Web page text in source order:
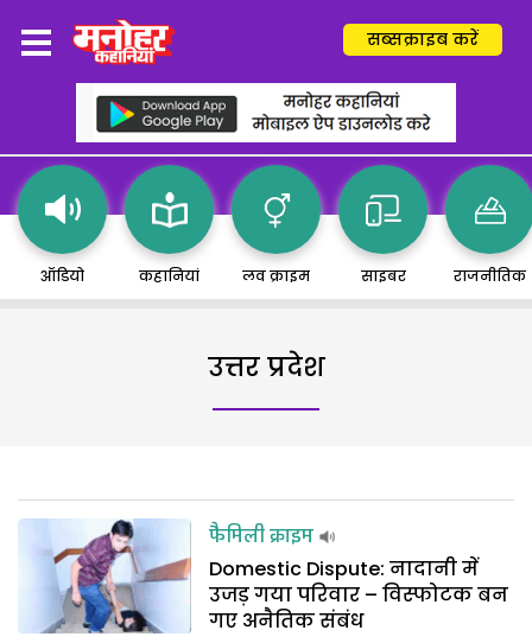
सब्सक्राइब करें
ऑडियो कहानियां लव क्राइम साइबर राजनीतिक
उत्तर प्रदेश
फैमिली क्राइम
Domestic Dispute: नादानी में
उजड़ गया परिवार – विस्फोटक बन
गए अनैतिक संबंध